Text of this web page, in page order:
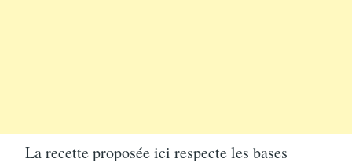
La recette proposée ici respecte les bases